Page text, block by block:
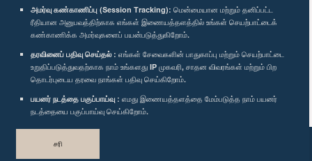
அமர்வு கண்காணிப்பு (Session Tracking): மென்மையான மற்றும் தனிப்பட்ட
ரீதியான அனுபவத்திற்காக எங்கள் இணையத்தளத்தில் உங்கள் செயற்பாட்டைக்
கண்காணிக்க அமர்வுகளைப் பயன்படுத்துகிறோம்.
தரவினைப் பதிவு செய்தல் : எங்கள் சேவைகளின் பாதுகாப்பு மற்றும் செயற்பாட்டை
உறுதிப்படுத்துவதற்காக நாம் உங்களது IP முகவரி, சாதன விவரங்கள் மற்றும் பிற
தொடர்புடைய தரவை நாங்கள் பதிவு செய்கிறோம்.
பயனர் நடத்தை பகுப்பாய்வு : எமது இணையத்தளத்தை மேம்படுத்த நாம் பயனர்
நடத்தையை பகுப்பாய்வு செய்கிறோம்.
சரி
எம்மை பின்தொடர்க :
விருதுகள்
தனியுரிமைக் கொள்கை